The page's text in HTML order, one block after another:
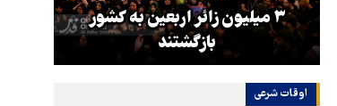
۳ میلیون زائر اربعین به کشور
بازگشتند
اوقات شرعی